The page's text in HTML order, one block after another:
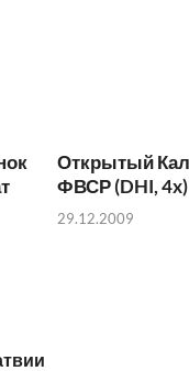
Открытый
ФВСР (DHI,
29.12.2009